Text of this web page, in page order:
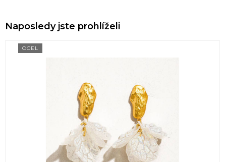
Naposledy jste prohlíželi
OCEL